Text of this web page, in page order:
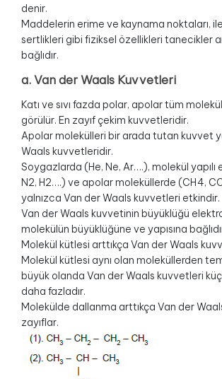
denir.
Maddelerin erime ve kaynama noktaları,
sertlikleri gibi fiziksel özellikleri tanecikler
bağlıdır.
a. Van der Waals Kuvvetleri
Katı ve sıvı fazda polar, apolar tüm
görülür. En zayıf çekim kuvvetleridir.
Apolar molekülleri bir arada tutan kuvvet
Waals kuvvetleridir.
Soygazlarda (He, Ne, Ar….), molekül
N2, H2….) ve apolar moleküllerde (CH4,
yalnızca Van der Waals kuvvetleri etkindir.
Van der Waals kuvvetinin büyüklüğü
molekülün büyüklüğüne ve yapısına
Molekül kütlesi arttıkça Van der Waals
Molekül kütlesi aynı olan moleküllerden
büyük olanda Van der Waals kuvvetleri
daha fazladır.
Molekülde dallanma arttıkça Van der
zayıflar.